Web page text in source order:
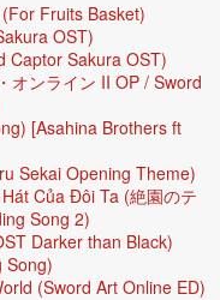
Fruits Basket)
OST)
Captor Sakura OST)
オンライン II OP / Sword
[Asahina Brothers ft
Sekai Opening Theme)
Của Đôi Ta (絶園のテ
Song 2)
Darker than Black)
Song)
(Sword Art Online ED)